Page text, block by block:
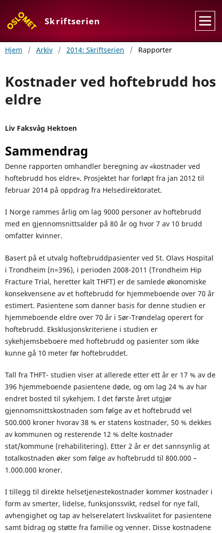
Skriftserien
Hjem / Arkiv / 2014: Skriftserien / Rapporter
Kostnader ved hoftebrudd hos
eldre
Liv Faksvåg Hektoen
Sammendrag
Denne rapporten omhandler beregning av «kostnader ved
hoftebrudd hos eldre». Prosjektet har forløpt fra jan 2012 til
februar 2014 på oppdrag fra Helsedirektoratet.
I Norge rammes årlig om lag 9000 personer av hoftebrudd
med en gjennomsnittsalder på 80 år og hvor 7 av 10 brudd
omfatter kvinner.
Basert på et utvalg hoftebruddpasienter ved St. Olavs Hospital
i Trondheim (n=396), i perioden 2008-2011 (Trondheim Hip
Fracture Trial, heretter kalt THFT) er de samlede økonomiske
konsekvensene av et hoftebrudd for hjemmeboende over 70 år
estimert. Pasientene som danner basis for denne studien er
hjemmeboende eldre over 70 år i Sør-Trøndelag operert for
hoftebrudd. Eksklusjonskriteriene i studien er
sykehjemsbeboere med hoftebrudd og pasienter som ikke
kunne gå 10 meter før hoftebruddet.
Tall fra THFT- studien viser at allerede etter ett år er 17 % av de
396 hjemmeboende pasientene døde, og om lag 24 % av har
endret bosted til sykehjem. I det første året utgjør
gjennomsnittskostnaden som følge av et hoftebrudd vel
500.000 kroner hvorav 38 % er statens kostnader, 50 % dekkes
av kommunen og resterende 12 % delte kostnader
stat/kommune (rehabilitering). Etter 2 år er det sannsynlig at
totalkostnaden øker som følge av hoftebrudd til 800.000 –
1.000.000 kroner.
I tillegg til direkte helsetjenestekostnader kommer kostnader i
form av smerter, lidelse, funksjonssvikt, redsel for nye fall,
avhengighet og tap av helserelatert livskvalitet for pasientene
samt bidrag og støtte fra familie og venner. Disse kostnadene